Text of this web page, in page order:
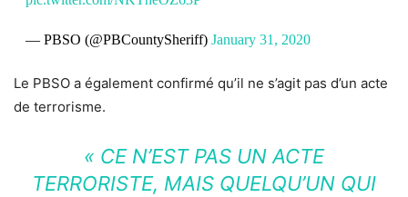
— PBSO (@PBCountySheriff) January 31, 2020
Le PBSO a également confirmé qu’il ne s’agit pas d’un acte
de terrorisme.
« CE N’EST PAS UN ACTE
TERRORISTE, MAIS QUELQU’UN QUI